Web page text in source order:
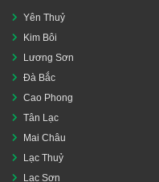
Yên Thuỷ
Kim Bôi
Lương Sơn
Đà Bắc
Cao Phong
Tân Lạc
Mai Châu
Lạc Thuỷ
Lạc Sơn